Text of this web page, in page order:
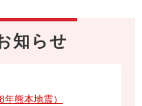
知らせ
熊本地震）